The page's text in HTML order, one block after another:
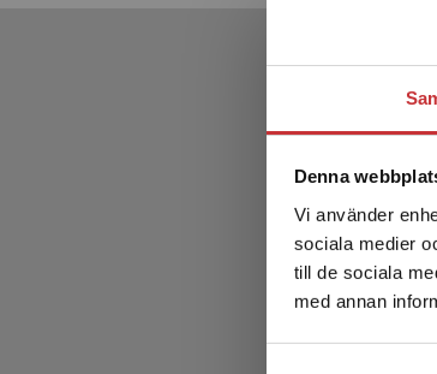
Denna
Vi använder
sociala medier
till de sociala
med annan